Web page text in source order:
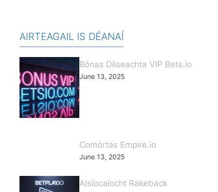
AIRTEAGAIL IS DÉANAÍ
Bónas Dílseachta VIP Bets.io
June 13, 2025
Comórtas Empire.io
June 13, 2025
Aisíocaíocht Rakeback